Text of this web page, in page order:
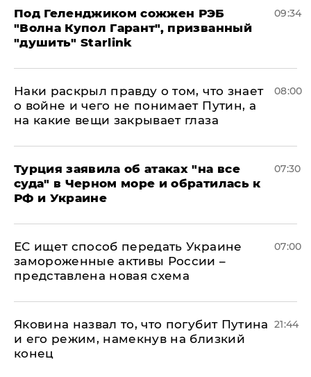
Под Геленджиком сожжен РЭБ
"Волна Купол Гарант", призванный
"душить" Starlink
09:34
Наки раскрыл правду о том, что знает
о войне и чего не понимает Путин, а
на какие вещи закрывает глаза
08:00
Турция заявила об атаках "на все
суда" в Черном море и обратилась к
РФ и Украине
07:30
ЕС ищет способ передать Украине
замороженные активы России –
представлена новая схема
07:00
Яковина назвал то, что погубит Путина
и его режим, намекнув на близкий
конец
21:44